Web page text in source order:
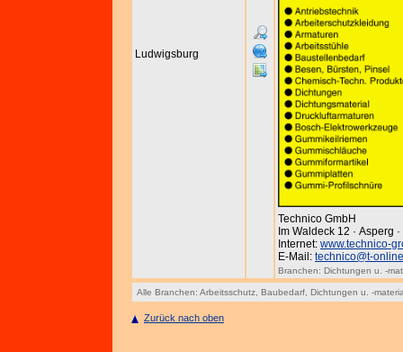
Ludwigsburg
Technico GmbH
Im Waldeck 12 · Asperg
Internet: www.technico-
E-Mail: technico@t-
Branchen: Dichtungen u. -
Alle Branchen: Arbeitsschutz Baubedarf Dichtungen u. -
Zurück nach oben